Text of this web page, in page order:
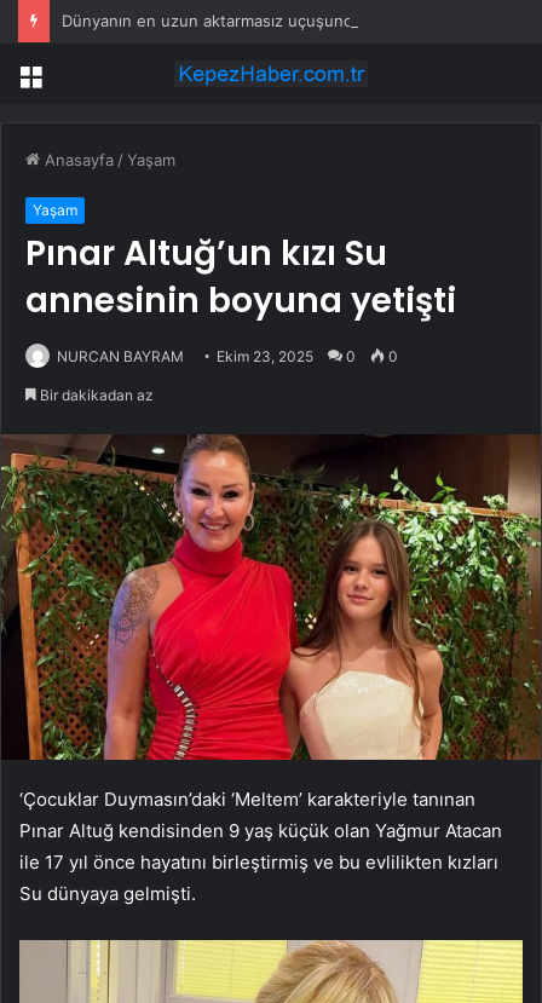
Menü
Anasayfa /Yaşam
Yaşam
Pınar Altuğ’un kızı Su
annesinin boyuna yetişti
NURCAN BAYRAM Ekim 23, 2025 0 0
Bir dakikadan az
‘Çocuklar Duymasın’daki ‘Meltem’ karakteriyle tanınan
Pınar Altuğ kendisinden 9 yaş küçük olan Yağmur Atacan
ile 17 yıl önce hayatını birleştirmiş ve bu evlilikten kızları
Su dünyaya gelmişti.